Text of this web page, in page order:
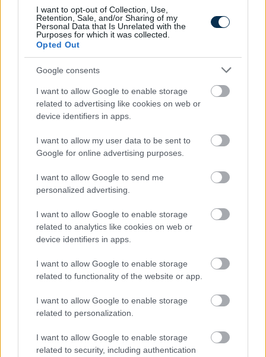
I want to opt-out of Collection, Use,
Retention, Sale, and/or Sharing of my
Personal Data that Is Unrelated with the
Purposes for which it was collected.
Opted Out
Google consents
I want to allow Google to enable storage
related to advertising like cookies on web or
device identifiers in apps.
I want to allow my user data to be sent to
Google for online advertising purposes.
I want to allow Google to send me
personalized advertising.
I want to allow Google to enable storage
related to analytics like cookies on web or
device identifiers in apps.
I want to allow Google to enable storage
related to functionality of the website or app.
I want to allow Google to enable storage
related to personalization.
I want to allow Google to enable storage
related to security, including authentication
Kiderült, mennyi mindent jelenthet: itt az első országos
2026.08.06. 13:05
És ezeket kiszámoltad már?